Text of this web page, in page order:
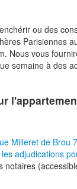
ou des
Parisiennes
Nous vous
semaine à des
Milleret de Brou
adjudications
notaires